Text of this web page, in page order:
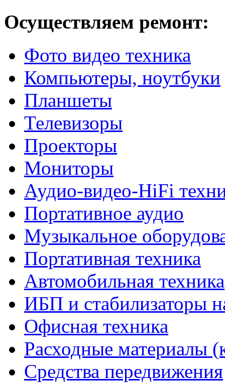
Осуществляем ремонт:
Фото видео техника
Компьютеры, ноутбуки
Планшеты
Телевизоры
Проекторы
Мониторы
Аудио-видео-HiFi
Портативное аудио
Музыкальное
Портативная техника
Автомобильная техника
ИБП и стабилизаторы
Офисная техника
Расходные материалы
Средства передвижения